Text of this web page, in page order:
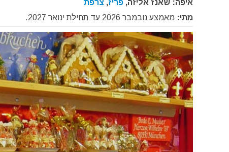
איפה: שאנז אליזה, פריז, צרפת
מתי: מאמצע נובמבר 2026 עד תחילת ינואר 2027.